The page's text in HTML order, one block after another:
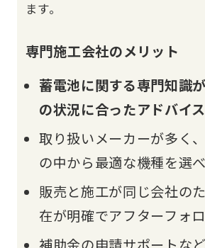
ます。
専門施工会社のメリット
蓄電池に関する専門知識
の状況に合ったアドバイ
取り扱いメーカーが多く
の中から最適な機種を選
販売と施工が同じ会社の
在が明確でアフターフォ